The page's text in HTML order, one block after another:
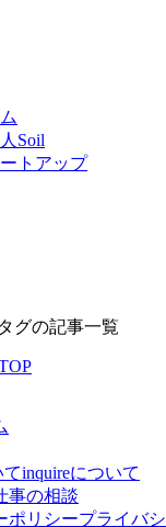
Soil
トアップ
グの記事一覧
てinquireについて
事の相談
ポリシープライバ